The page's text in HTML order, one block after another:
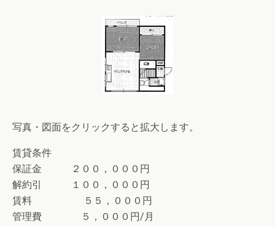
写真・図面をクリックすると拡大します。
賃貸条件
保証金 ２００，０００円
解約引 １００，０００円
賃料 ５５，０００円
管理費 ５，０００円/月